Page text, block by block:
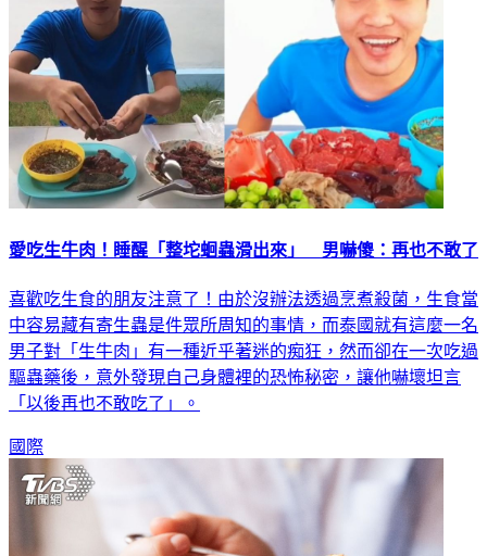
愛吃生牛肉！睡醒「整坨蛔蟲滑出來」 男嚇傻：再也不敢了
喜歡吃生食的朋友注意了！由於沒辦法透過烹煮殺菌，生食當
中容易藏有寄生蟲是件眾所周知的事情，而泰國就有這麼一名
男子對「生牛肉」有一種近乎著迷的痴狂，然而卻在一次吃過
驅蟲藥後，意外發現自己身體裡的恐怖秘密，讓他嚇壞坦言
「以後再也不敢吃了」。
國際